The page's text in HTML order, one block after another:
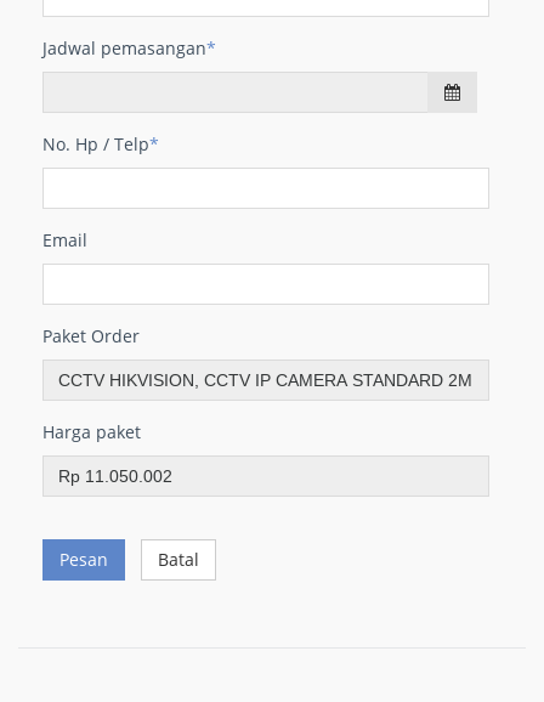
Jadwal pemasangan*
No. Hp / Telp*
Email
Paket Order
Harga paket
Pesan Batal